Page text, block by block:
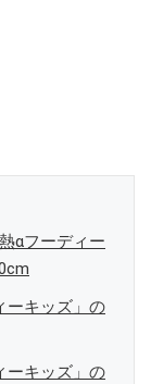
αフーディー
ーキッズ」の
ーキッズ」の